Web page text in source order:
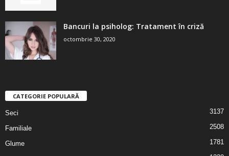
Bancuri la psiholog: Tratament în criză
octombrie 30, 2020
CATEGORIE POPULARĂ
Seci 3137
Familiale 2508
Glume 1781